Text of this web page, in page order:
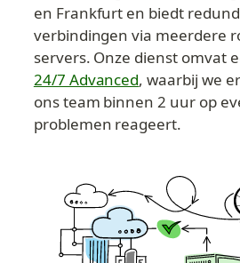
en Frankfurt en biedt
verbindingen via meerdere
servers. Onze dienst omvat
24/7 Advanced, waarbij we
ons team binnen 2 uur op
problemen reageert.